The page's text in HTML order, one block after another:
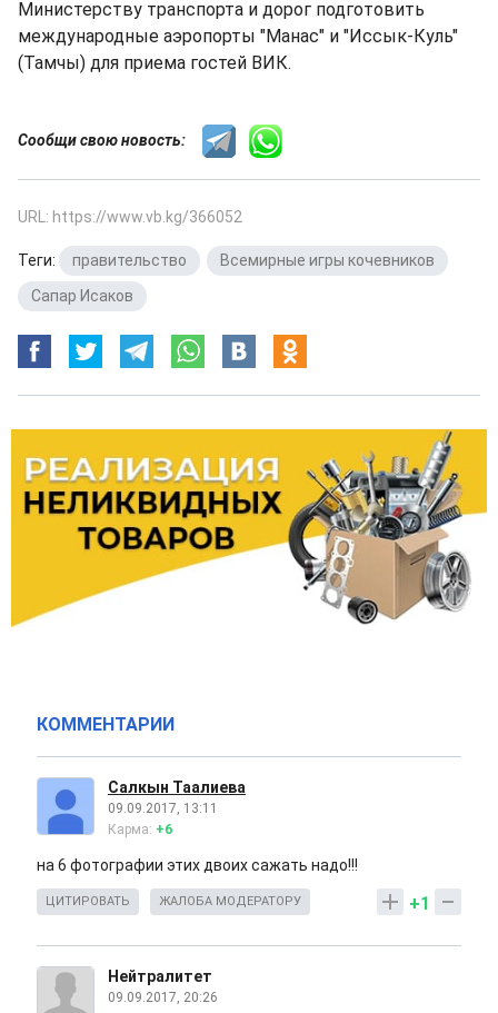
Министерству транспорта и дорог подготовить
международные аэропорты "Манас" и "Иссык-Куль"
(Тамчы) для приема гостей ВИК.
Сообщи свою новость:
URL: https://www.vb.kg/366052
Теги: правительство Всемирные игры кочевников
Сапар Исаков
КОММЕНТАРИИ
Салкын Таалиева
09.09.2017, 13:11
Карма: +6
на 6 фотографии этих двоих сажать надо!!!
+1
ЦИТИРОВАТЬ ЖАЛОБА МОДЕРАТОРУ
Нейтралитет
09.09.2017, 20:26